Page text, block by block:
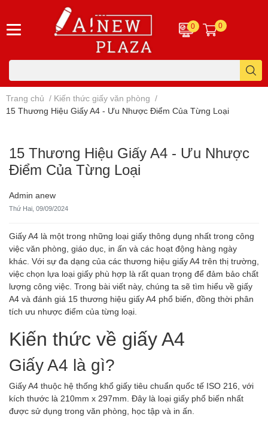
0 0
Trang chủ / Kiến thức giấy văn phòng /
15 Thương Hiệu Giấy A4 - Ưu Nhược Điểm Của Từng Loại
15 Thương Hiệu Giấy A4 - Ưu Nhược
Điểm Của Từng Loại
Admin anew
Thứ Hai, 09/09/2024
Giấy A4 là một trong những loại giấy thông dụng nhất trong công
việc văn phòng, giáo dục, in ấn và các hoạt động hàng ngày
khác. Với sự đa dạng của các thương hiệu giấy A4 trên thị trường,
việc chọn lựa loại giấy phù hợp là rất quan trọng để đảm bảo chất
lượng công việc. Trong bài viết này, chúng ta sẽ tìm hiểu về giấy
A4 và đánh giá 15 thương hiệu giấy A4 phổ biến, đồng thời phân
tích ưu nhược điểm của từng loại.
Kiến thức về giấy A4
Giấy A4 là gì?
Giấy A4 thuộc hệ thống khổ giấy tiêu chuẩn quốc tế ISO 216, với
kích thước là 210mm x 297mm. Đây là loại giấy phổ biến nhất
được sử dụng trong văn phòng, học tập và in ấn.